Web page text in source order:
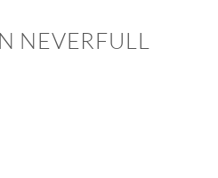
NEVERFULL